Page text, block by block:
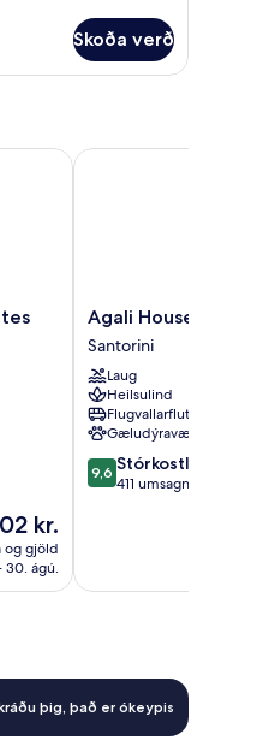
Skoða verð
kr.
kr.
og gjöld
30. ágú.
Agali
Houses
Santorini
Agali Houses
Santorini
Laug
Heilsulind
Flugvallarflutningur
Gæludýravænt
9.6
af
9,6 Stórkostlegt
411 umsagnir
Agali Houses
þig, það er ókeypis